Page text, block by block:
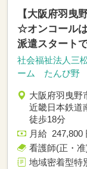
【大阪府羽曳
☆オンコール
派遣スタート
社会福祉法人三
ーム たんぴ野
大阪府羽曳野
近畿日本鉄
徒歩18分
月給 247,800
看護師(正・准
地域密着型特